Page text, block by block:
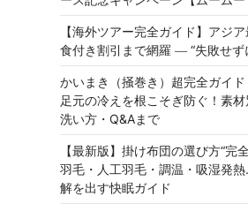
【海外ツアー完全ガイド】アジ
食付き割引まで網羅 ― “失敗せず
かいまき（掻巻き）超完全ガイド
足元の冷えを根こそぎ防ぐ！素
洗い方・Q&Aまで
【最新版】掛け布団の選び方“完
羽毛・人工羽毛・調温・吸湿発
解を出す快眠ガイド